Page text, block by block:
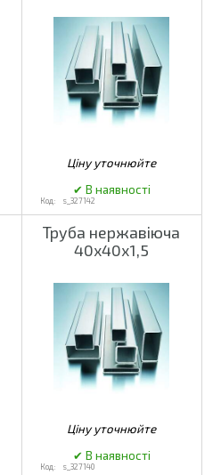
s_327142
Труба нержавіюча
40х40х1,5
s_327140